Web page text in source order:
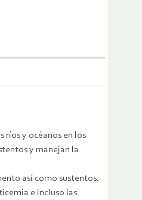
ríos y océanos en los
y manejan la
así como sustentos.
e incluso las